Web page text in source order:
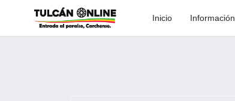
Inicio Información